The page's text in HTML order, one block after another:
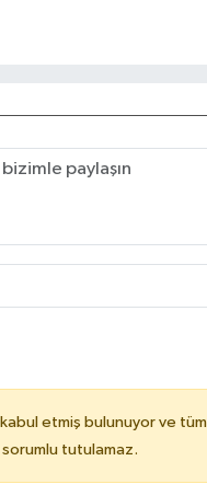
kabul etmiş bulunuyor ve
tutulamaz.